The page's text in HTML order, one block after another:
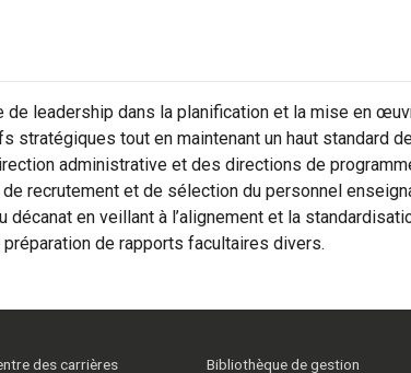
de leadership dans la planification et la mise en
tout en maintenant un haut standard
administrative et des directions de
recrutement et de sélection du personnel
en veillant à l’alignement et la
de rapports facultaires divers.
des carrières Bibliothèque de gestion